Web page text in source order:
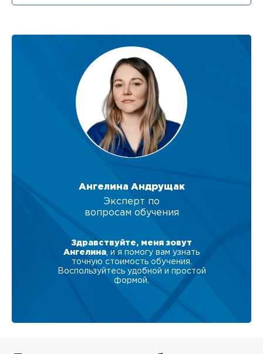
Ангелина Андрущак
Эксперт по
вопросам обучения
Здравствуйте, меня зовут
Ангелина , и я помогу вам узнать
точную стоимость обучения.
Воспользуйтесь удобной и простой
формой.